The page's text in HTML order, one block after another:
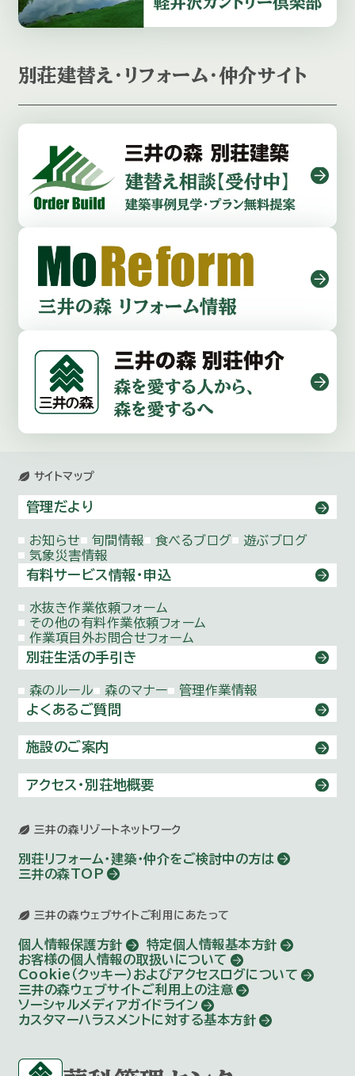
別荘建替え・リフォーム・仲介サイト
サイトマップ
管理だより
お知らせ 旬間情報 食べるブログ
遊ぶブログ
気象災害情報
有料サービス情報・申込
水抜き作業依頼フォーム
その他の有料作業依頼フォーム
作業項目外お問合せフォーム
別荘生活の手引き
森のルール 森のマナー 管理作業情報
よくあるご質問
施設のご案内
アクセス・別荘地概要
三井の森リゾートネットワーク
別荘リフォーム・建築・仲介をご検討中の方は
三井の森TOP
三井の森ウェブサイトご利用にあたって
個人情報保護方針
特定個人情報基本方針
お客様の個人情報の取扱いについて
Cookie（クッキー）およびアクセスログについて
三井の森ウェブサイトご利用上の注意
ソーシャルメディアガイドライン
カスタマーハラスメントに対する基本方針